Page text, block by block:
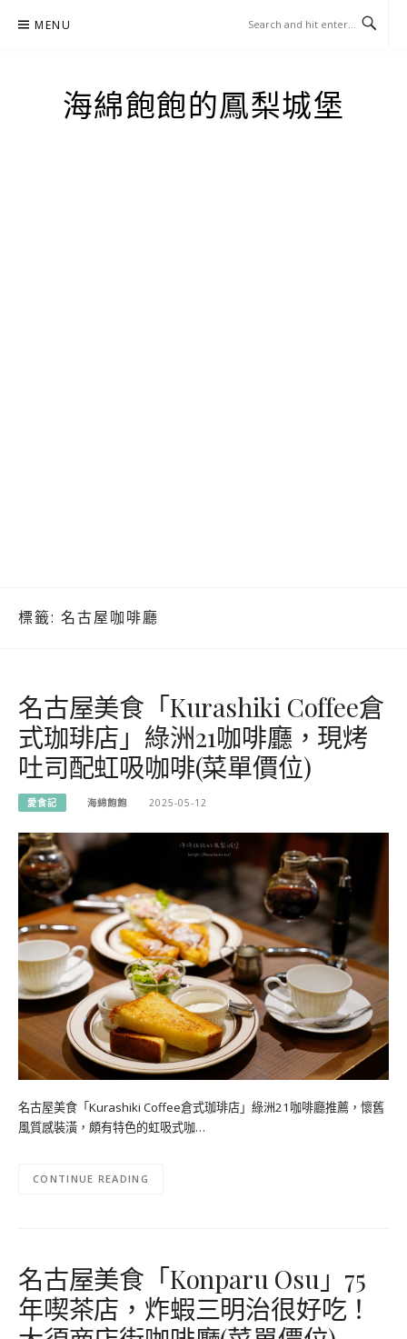
MENU
海綿飽飽的鳳梨城堡
標籤: 名古屋咖啡廳
名古屋美食「Kurashiki Coffee倉
式珈琲店」綠洲21咖啡廳，現烤
吐司配虹吸咖啡(菜單價位)
愛食記 海綿飽飽 2025-05-12
名古屋美食「Kurashiki Coffee倉式珈琲店」綠洲21咖啡廳推薦，懷舊
風質感裝潢，頗有特色的虹吸式咖…
CONTINUE READING
名古屋美食「Konparu Osu」75
年喫茶店，炸蝦三明治很好吃！